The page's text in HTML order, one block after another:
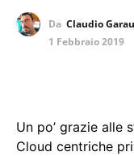
Da Claudio Garau
1 Febbraio 2019
Un po’ grazie alle
Cloud centriche